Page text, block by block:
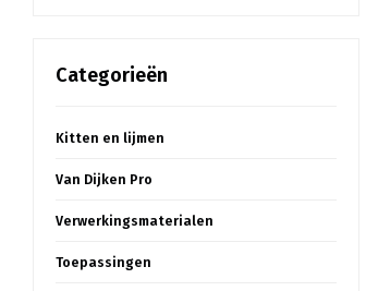
Categorieën
Kitten en lijmen
Van Dijken Pro
Verwerkingsmaterialen
Toepassingen